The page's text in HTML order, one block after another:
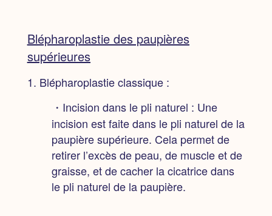
Blépharoplastie des paupières
supérieures
1. Blépharoplastie classique :
・Incision dans le pli naturel : Une
incision est faite dans le pli naturel de la
paupière supérieure. Cela permet de
retirer l’excès de peau, de muscle et de
graisse, et de cacher la cicatrice dans
le pli naturel de la paupière.